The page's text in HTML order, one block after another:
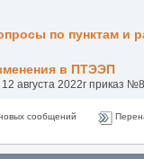
по пунктам и
в ПТЭЭП
12 августа 2022г приказ
сообщений